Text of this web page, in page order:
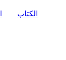
الكتاب